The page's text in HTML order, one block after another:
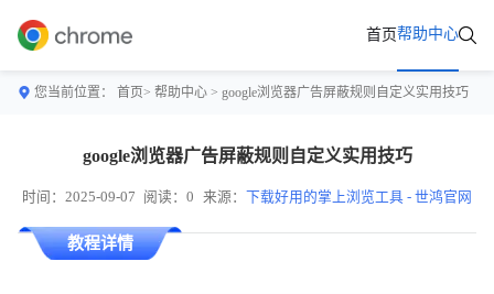
首页帮助中心
您当前位置： 首页> 帮助中心 > google浏览器广告屏蔽规则自定义实用技巧
google浏览器广告屏蔽规则自定义实用技巧
时间：2025-09-07 阅读：0 来源： 下载好用的掌上浏览工具 - 世鸿官网
教程详情